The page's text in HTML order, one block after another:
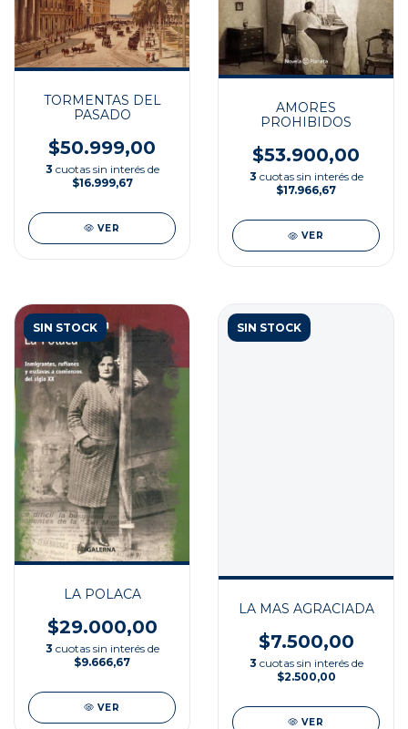
TORMENTAS DEL
PASADO
$50.999,00
3 cuotas sin interés de
$16.999,67
VER
AMORES
PROHIBIDOS
$53.900,00
3 cuotas sin interés de
$17.966,67
VER
SIN STOCK
LA POLACA
$29.000,00
3 cuotas sin interés de
$9.666,67
VER
SIN STOCK
LA MAS AGRACIADA
$7.500,00
3 cuotas sin interés de
$2.500,00
VER